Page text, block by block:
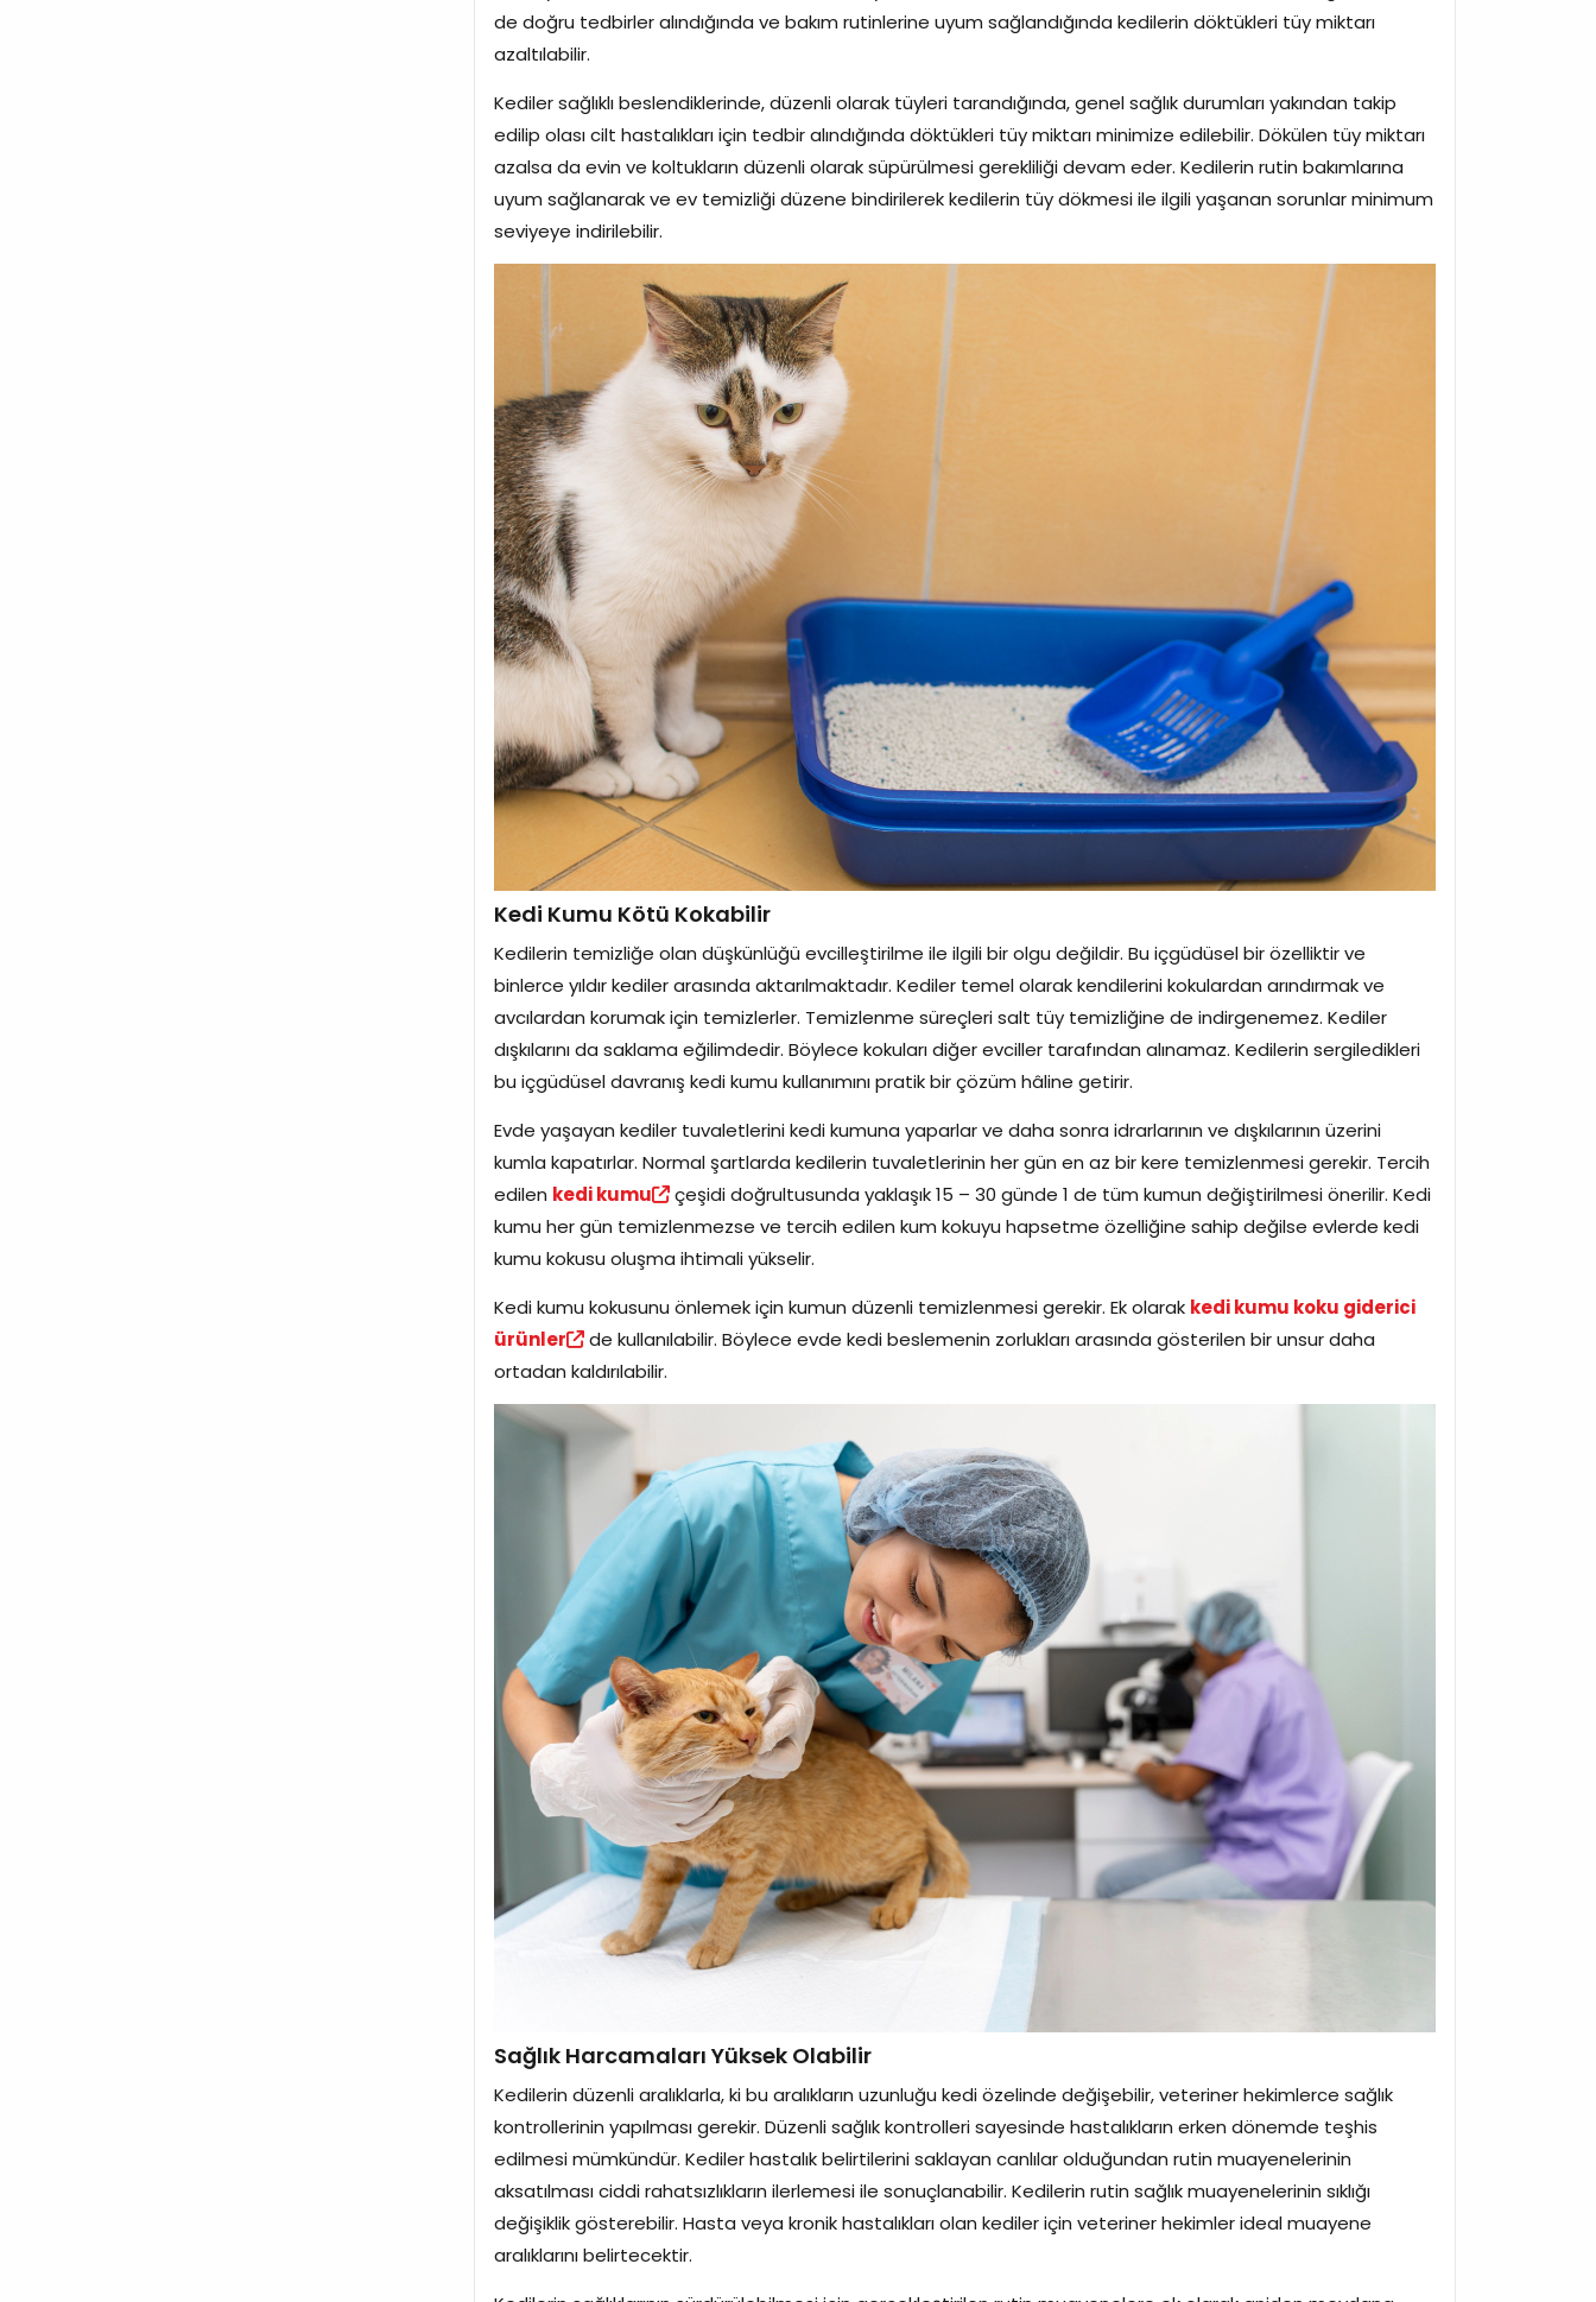
de doğru tedbirler alındığında ve bakım rutinlerine uyum sağlandığında kedilerin döktükleri tüy miktarı
azaltılabilir.
Kediler sağlıklı beslendiklerinde, düzenli olarak tüyleri tarandığında, genel sağlık durumları yakından takip
edilip olası cilt hastalıkları için tedbir alındığında döktükleri tüy miktarı minimize edilebilir. Dökülen tüy miktarı
azalsa da evin ve koltukların düzenli olarak süpürülmesi gerekliliği devam eder. Kedilerin rutin bakımlarına
uyum sağlanarak ve ev temizliği düzene bindirilerek kedilerin tüy dökmesi ile ilgili yaşanan sorunlar minimum
seviyeye indirilebilir.
Kedi Kumu Kötü Kokabilir
Kedilerin temizliğe olan düşkünlüğü evcilleştirilme ile ilgili bir olgu değildir. Bu içgüdüsel bir özelliktir ve
binlerce yıldır kediler arasında aktarılmaktadır. Kediler temel olarak kendilerini kokulardan arındırmak ve
avcılardan korumak için temizlerler. Temizlenme süreçleri salt tüy temizliğine de indirgenemez. Kediler
dışkılarını da saklama eğilimdedir. Böylece kokuları diğer evciller tarafından alınamaz. Kedilerin sergiledikleri
bu içgüdüsel davranış kedi kumu kullanımını pratik bir çözüm hâline getirir.
Evde yaşayan kediler tuvaletlerini kedi kumuna yaparlar ve daha sonra idrarlarının ve dışkılarının üzerini
kumla kapatırlar. Normal şartlarda kedilerin tuvaletlerinin her gün en az bir kere temizlenmesi gerekir. Tercih
edilen kedi kumu
çeşidi doğrultusunda yaklaşık 15 – 30 günde 1 de tüm kumun değiştirilmesi önerilir. Kedi
kumu her gün temizlenmezse ve tercih edilen kum kokuyu hapsetme özelliğine sahip değilse evlerde kedi
kumu kokusu oluşma ihtimali yükselir.
Kedi kumu kokusunu önlemek için kumun düzenli temizlenmesi gerekir. Ek olarak kedi kumu koku giderici
ürünler
de kullanılabilir. Böylece evde kedi beslemenin zorlukları arasında gösterilen bir unsur daha
ortadan kaldırılabilir.
Sağlık Harcamaları Yüksek Olabilir
Kedilerin düzenli aralıklarla, ki bu aralıkların uzunluğu kedi özelinde değişebilir, veteriner hekimlerce sağlık
kontrollerinin yapılması gerekir. Düzenli sağlık kontrolleri sayesinde hastalıkların erken dönemde teşhis
edilmesi mümkündür. Kediler hastalık belirtilerini saklayan canlılar olduğundan rutin muayenelerinin
aksatılması ciddi rahatsızlıkların ilerlemesi ile sonuçlanabilir. Kedilerin rutin sağlık muayenelerinin sıklığı
değişiklik gösterebilir. Hasta veya kronik hastalıkları olan kediler için veteriner hekimler ideal muayene
aralıklarını belirtecektir.